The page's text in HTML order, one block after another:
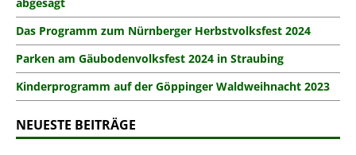
Das Programm zum Nürnberger Herbstvolksfest 2024
Parken am Gäubodenvolksfest 2024 in Straubing
Kinderprogramm auf der Göppinger Waldweihnacht 2023
NEUESTE BEITRÄGE